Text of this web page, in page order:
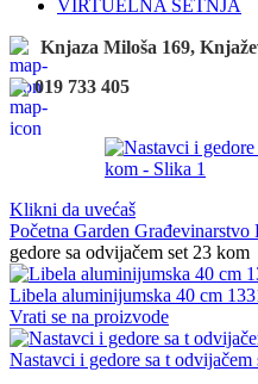
VIRTUELNA ŠETNJA
Knjaza Miloša 169,
019 733 405
Klikni da uvećaš
Početna Garden Građevinarstvo
gedore sa odvijačem set 23 kom
Libela aluminijumska 40 cm
Vrati se na proizvode
Nastavci i gedore sa t odvijačem